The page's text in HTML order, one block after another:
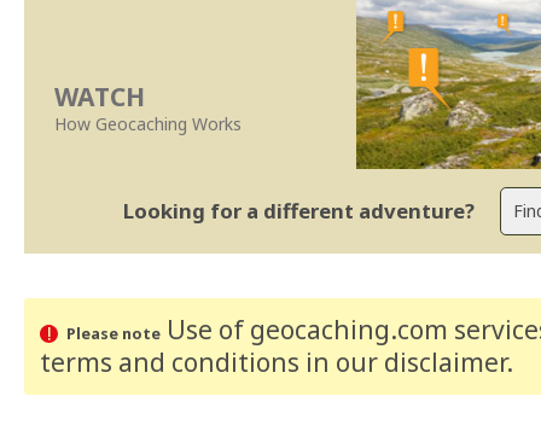
WATCH
How Geocaching Works
Looking for a different adventure?
Please noteUse of geocaching.com
terms and conditions in our disclaimer.